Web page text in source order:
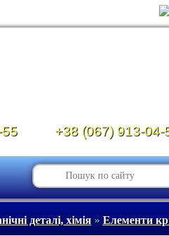
+38 (067) 913-04-
деталі, хімія» Елементи